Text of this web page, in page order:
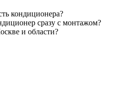
кондиционера?
сразу с монтажом?
и области?